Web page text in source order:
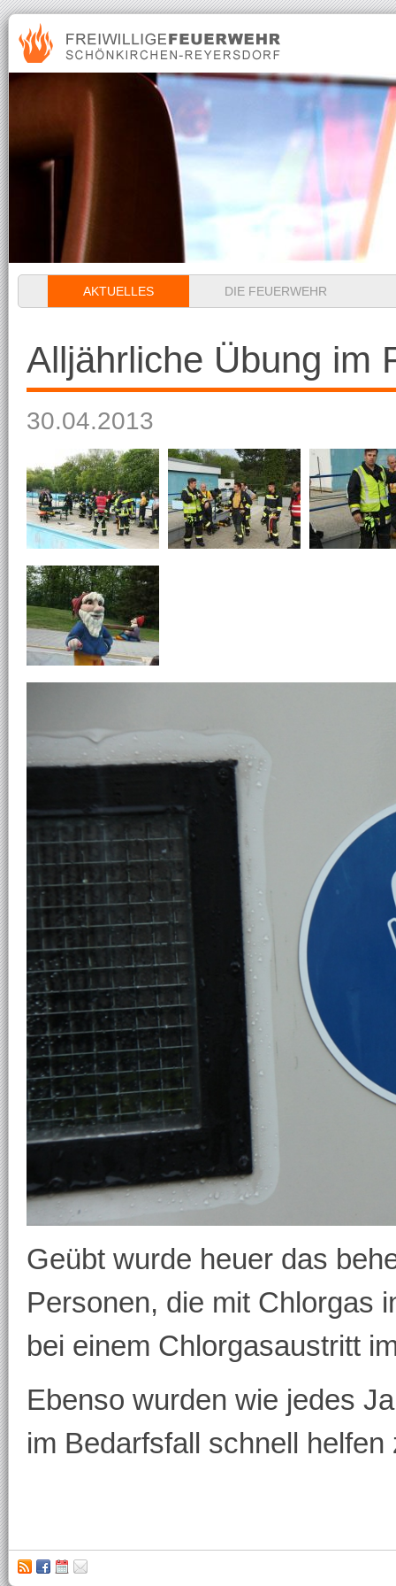
Navigation
AKTUELLES DIE FEUERWEHR
Alljährliche Übung im
30.04.2013
Geübt wurde heuer das
Personen, die mit Chlorgas
bei einem Chlorgasaustritt
Ebenso wurden wie jedes
im Bedarfsfall schnell helfen